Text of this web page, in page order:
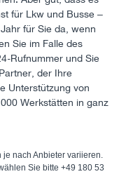
für Lkw und Busse –
für Sie da, wenn
Sie im Falle des
Rufnummer und Sie
der Ihre
Unterstützung von
Werkstätten in ganz
nach Anbieter variieren.
Sie bitte +49 180 53